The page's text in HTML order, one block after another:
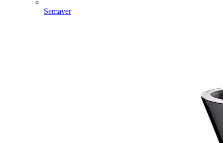
Semaver